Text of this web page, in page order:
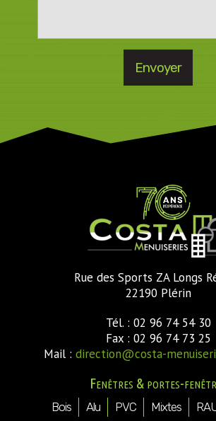
Rue des Sports ZA Longs
22190 Plérin
Tél. : 02 96 74 54 30
Fax : 02 96 74 73 25
Mail : direction@costa-
Fenêtres & portes-
Bois Alu PVC Mixtes